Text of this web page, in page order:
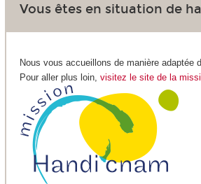
Vous êtes en situation de
Nous vous accueillons de manière adaptée
Pour aller plus loin, visitez le site de la